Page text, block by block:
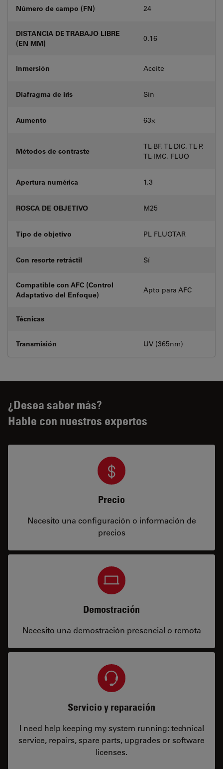
Número de campo (FN) 24
DISTANCIA DE TRABAJO LIBRE
(EN MM)
0.16
Inmersión Aceite
Diafragma de iris Sin
Aumento 63⨉
Métodos de contraste
TL-BF, TL-DIC, TL-P,
TL-IMC, FLUO
Apertura numérica 1.3
ROSCA DE OBJETIVO M25
Tipo de objetivo PL FLUOTAR
Con resorte retráctil Sí
Compatible con AFC (Control
Adaptativo del Enfoque)
Apto para AFC
Técnicas
Transmisión UV (365nm)
¿Desea saber más?
Hable con nuestros expertos
Precio
Necesito una configuración o información de
precios
Demostración
Necesito una demostración presencial o remota
Servicio y reparación
I need help keeping my system running: technical
service, repairs, spare parts, upgrades or software
licenses.